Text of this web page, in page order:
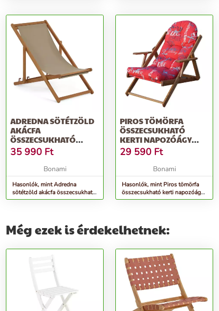
ADREDNA SÖTÉTZÖLD
AKÁCFA
ÖSSZECSUKHATÓ
STRAND SZÉK - KAVE
HOME
35 990 Ft
Bonami
Hasonlók, mint Adredna
sötétzöld akácfa összecsukható
strand szék - Kave Home
PIROS TÖMÖRFA
ÖSSZECSUKHATÓ
KERTI NAPOZÓÁGY
BORNEO – ROJAPLAST
29 590 Ft
Bonami
Hasonlók, mint Piros tömörfa
összecsukható kerti napozóágy
Borneo – Rojaplast
Még ezek is érdekelhetnek: